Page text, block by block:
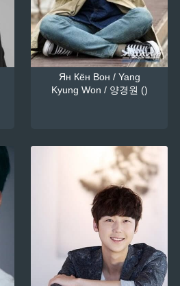
Ян Кён Вон / Yang
Kyung Won / 양경원 ()